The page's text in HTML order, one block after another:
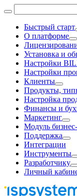
Быстрый старт
О платформе
Установка и
Настройки
Настройки
Клиенты
Продукты,
Настройка
Финансы и
Маркетинг
Модуль
Поддержка
Интеграции
Инструменты
Разработчику
Личный